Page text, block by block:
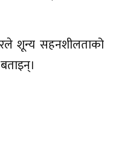
शून्य सहनशीलताको